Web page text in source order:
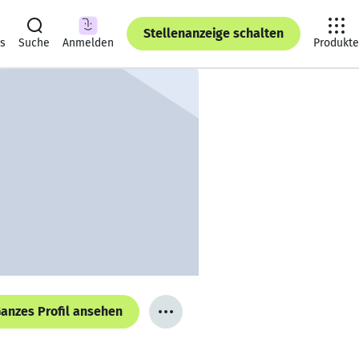
Suche Anmelden
Stellenanzeige schalten
Produkte
Profil ansehen